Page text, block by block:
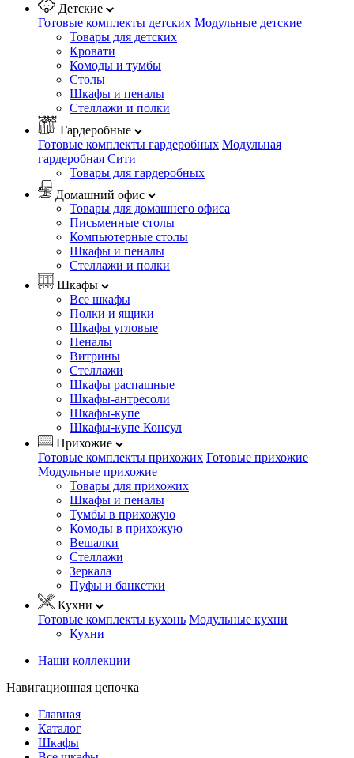
Детские
Готовые комплекты детских Модульные детские
Товары для детских
Кровати
Комоды и тумбы
Столы
Шкафы и пеналы
Стеллажи и полки
Гардеробные
Готовые комплекты гардеробных Модульная
гардеробная Сити
Товары для гардеробных
Домашний офис
Товары для домашнего офиса
Письменные столы
Компьютерные столы
Шкафы и пеналы
Стеллажи и полки
Шкафы
Все шкафы
Полки и ящики
Шкафы угловые
Пеналы
Витрины
Стеллажи
Шкафы распашные
Шкафы-антресоли
Шкафы-купе
Шкафы-купе Консул
Прихожие
Готовые комплекты прихожих Готовые прихожие
Модульные прихожие
Товары для прихожих
Шкафы и пеналы
Тумбы в прихожую
Комоды в прихожую
Вешалки
Стеллажи
Зеркала
Пуфы и банкетки
Кухни
Готовые комплекты кухонь Модульные кухни
Кухни
Наши коллекции
Навигационная цепочка
Главная
Каталог
Шкафы